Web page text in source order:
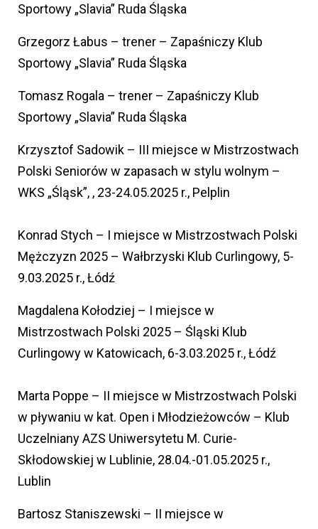
Sportowy „Slavia” Ruda Śląska
Grzegorz Łabus – trener – Zapaśniczy Klub
Sportowy „Slavia” Ruda Śląska
Tomasz Rogala – trener – Zapaśniczy Klub
Sportowy „Slavia” Ruda Śląska
Krzysztof Sadowik – III miejsce w Mistrzostwach
Polski Seniorów w zapasach w stylu wolnym –
WKS „Śląsk”, , 23-24.05.2025 r., Pelplin
Konrad Stych – I miejsce w Mistrzostwach Polski
Mężczyzn 2025 – Wałbrzyski Klub Curlingowy, 5-
9.03.2025 r., Łódź
Magdalena Kołodziej – I miejsce w
Mistrzostwach Polski 2025 – Śląski Klub
Curlingowy w Katowicach, 6-3.03.2025 r., Łódź
Marta Poppe – II miejsce w Mistrzostwach Polski
w pływaniu w kat. Open i Młodzieżowców – Klub
Uczelniany AZS Uniwersytetu M. Curie-
Skłodowskiej w Lublinie, 28.04.-01.05.2025 r.,
Lublin
Bartosz Staniszewski – II miejsce w